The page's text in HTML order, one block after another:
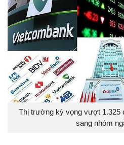
Thị trường kỳ vọng vượt 1.325
sang nhóm